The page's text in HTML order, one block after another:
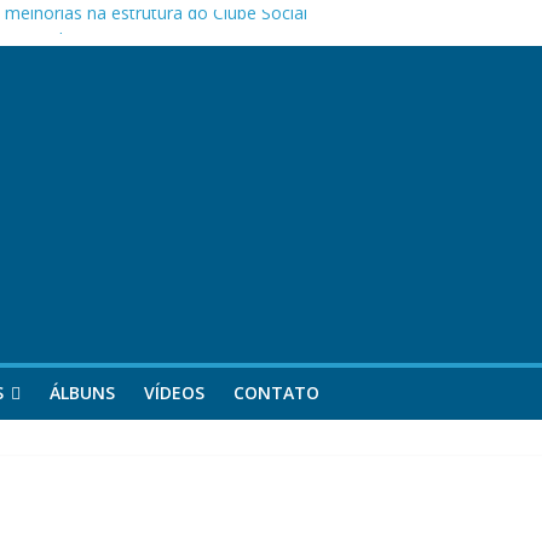
melhorias na estrutura do Clube Social
da APOCEPI
ÁLBUNS VÍDEOS CONTATO